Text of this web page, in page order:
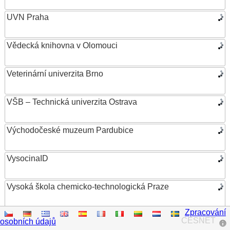
UVN Praha
Vědecká knihovna v Olomouci
Veterinární univerzita Brno
VŠB – Technická univerzita Ostrava
Východočeské muzeum Pardubice
VysocinaID
Vysoká škola chemicko-technologická Praze
Vysoká škola ekonomická v Praze
CESNET
Zpracování
osobních údajů